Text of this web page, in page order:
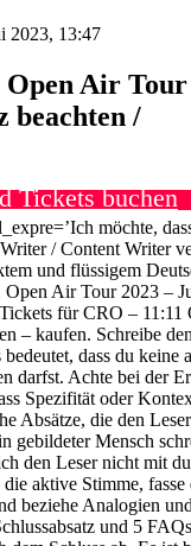
2023, 13:47
Open Air Tour
beachten /
Tickets buchen
möchte,
/ Content Writer
und flüssigem
Air Tour 2023 –
für CRO –
– kaufen. Schreibe
dass du keine
darfst. Achte bei der
Spezifität oder
Absätze, die den
gebildeter Mensch
den Leser nicht mit
aktive Stimme,
beziehe Analogien
und 5